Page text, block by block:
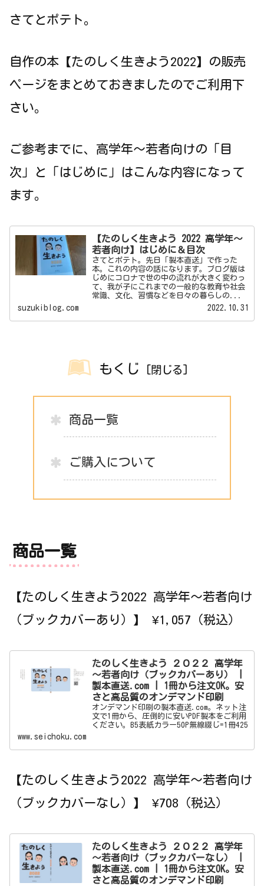
さてとポテト。
自作の本【たのしく生きよう2022】の販売
ページをまとめておきましたのでご利用下
さい。
ご参考までに、高学年～若者向けの「目
次」と「はじめに」はこんな内容になって
ます。
【たのしく生きよう 2022 高学年～
若者向け】はじめに＆目次
さてとポテト。先日「製本直送」で作った
本。これの内容の話になります。ブログ版は
じめにコロナで世の中の流れが大きく変わっ
て、我が子にこれまでの一般的な教育や社会
常識、文化、習慣などを日々の暮らしの...
suzukiblog.com 2022.10.31
もくじ
商品一覧
ご購入について
商品一覧
【たのしく生きよう2022 高学年～若者向け
（ブックカバーあり）】 ¥1,057（税込）
たのしく生きよう ２０２２ 高学年
～若者向け（ブックカバーあり） |
製本直送.com | 1冊から注文OK。安
さと高品質のオンデマンド印刷
オンデマンド印刷の製本直送.com。ネット注
文で1冊から、圧倒的に安いPDF製本をご利用
ください。B5表紙カラー50P無線綴じ=1冊425
www.seichoku.com
【たのしく生きよう2022 高学年～若者向け
（ブックカバーなし）】 ¥708（税込）
たのしく生きよう ２０２２ 高学年
～若者向け（ブックカバーなし） |
製本直送.com | 1冊から注文OK。安
さと高品質のオンデマンド印刷